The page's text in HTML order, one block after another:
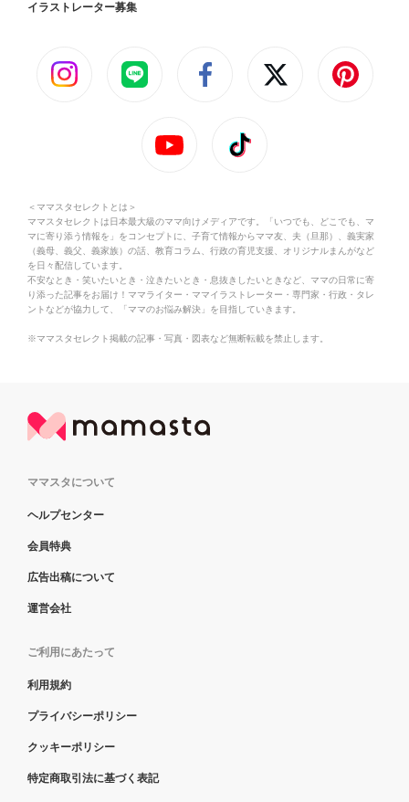
イラストレーター募集
＜ママスタセレクトとは＞
ママスタセレクトは日本最大級のママ向けメディアです。「いつでも、どこでも、マ
マに寄り添う情報を」をコンセプトに、子育て情報からママ友、夫（旦那）、義実家
（義母、義父、義家族）の話、教育コラム、行政の育児支援、オリジナルまんがなど
を日々配信しています。
不安なとき・笑いたいとき・泣きたいとき・息抜きしたいときなど、ママの日常に寄
り添った記事をお届け！ママライター・ママイラストレーター・専門家・行政・タレ
ントなどが協力して、「ママのお悩み解決」を目指していきます。
※ママスタセレクト掲載の記事・写真・図表など無断転載を禁止します。
ママスタについて
ヘルプセンター
会員特典
広告出稿について
運営会社
ご利用にあたって
利用規約
プライバシーポリシー
クッキーポリシー
特定商取引法に基づく表記